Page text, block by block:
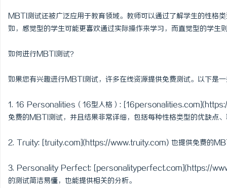
MBTI测试还被广泛应用于教育领域。教师可以通过了解学生的性格
如，感觉型的学生可能更喜欢通过实际操作来学习，而直觉型的学生
如何进行MBTI测试？
如果您有兴趣进行MBTI测试，许多在线资源提供免费测试。以下是
1. 16 Personalities（16型人格）:
免费的MBTI测试，并且结果非常详细，包括每种性格类型的优缺点
2. Truity: [truity.com](https://www.truity.com) 也提供免费的
3. Personality Perfect: [personalityperfect.com](https://
的测试简洁易懂，也能提供相关的分析。